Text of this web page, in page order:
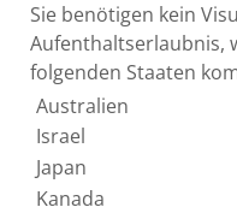
Sie benötigen kein
Aufenthaltserlaubnis,
folgenden Staaten
Australien
Israel
Japan
Kanada